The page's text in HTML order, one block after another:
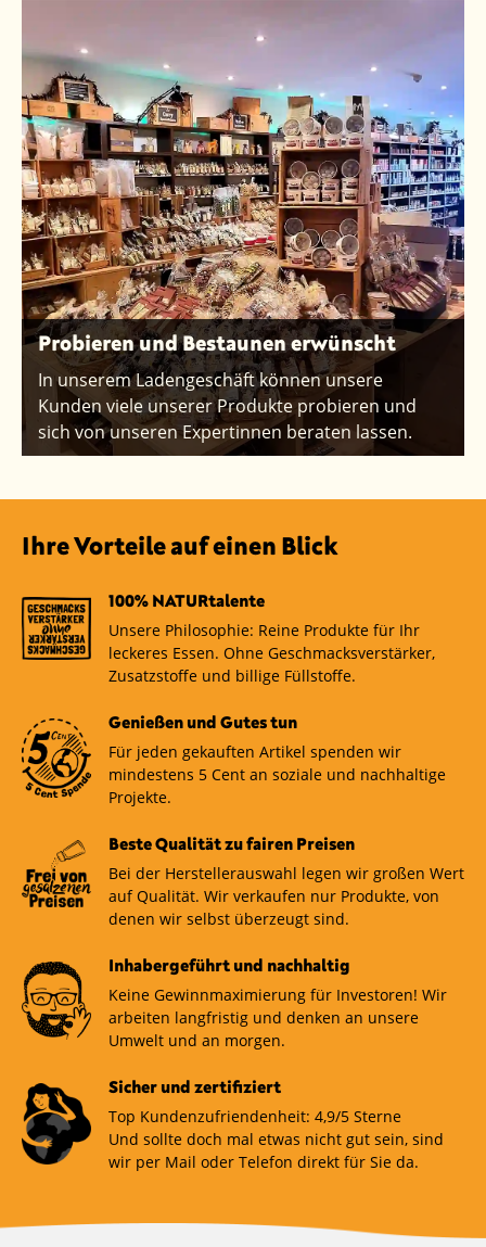
Probieren und Bestaunen erwünscht
In unserem Ladengeschäft können unsere
Kunden viele unserer Produkte probieren und
sich von unseren Expertinnen beraten lassen.
Ihre Vorteile auf einen Blick
100% NATURtalente
Unsere Philosophie: Reine Produkte für Ihr
leckeres Essen. Ohne Geschmacksverstärker,
Zusatzstoffe und billige Füllstoffe.
Genießen und Gutes tun
Für jeden gekauften Artikel spenden wir
mindestens 5 Cent an soziale und nachhaltige
Projekte.
Beste Qualität zu fairen Preisen
Bei der Herstellerauswahl legen wir großen Wert
auf Qualität. Wir verkaufen nur Produkte, von
denen wir selbst überzeugt sind.
Inhabergeführt und nachhaltig
Keine Gewinnmaximierung für Investoren! Wir
arbeiten langfristig und denken an unsere
Umwelt und an morgen.
Sicher und zertifiziert
Top Kundenzufriendenheit: 4,9/5 Sterne
Und sollte doch mal etwas nicht gut sein, sind
wir per Mail oder Telefon direkt für Sie da.